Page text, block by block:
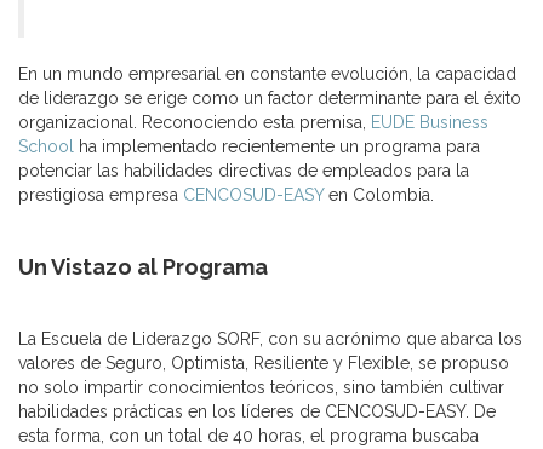
En un mundo empresarial en constante evolución, la capacidad
de liderazgo se erige como un factor determinante para el éxito
organizacional. Reconociendo esta premisa,
EUDE Business
School
ha implementado recientemente un programa para
potenciar las habilidades directivas de empleados para la
prestigiosa empresa CENCOSUD-EASYen Colombia.
Un Vistazo al Programa
La Escuela de Liderazgo SORF, con su acrónimo que abarca los
valores de Seguro, Optimista, Resiliente y Flexible, se propuso
no solo impartir conocimientos teóricos, sino también cultivar
habilidades prácticas en los líderes de CENCOSUD-EASY. De
esta forma, con un total de 40 horas, el programa buscaba